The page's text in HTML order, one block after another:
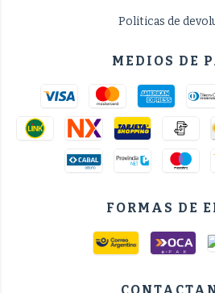
Politicas de
MEDIOS DE
FORMAS DE